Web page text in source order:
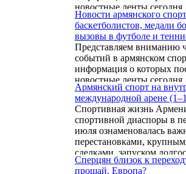
новостные ленты
Новости армянского
баскетболистов, медали
вызовы в футболе и
Представляем вниманию
событий в армянском
информация о которых
новостные ленты
Армянский спорт на
международной арене
Спортивная жизнь
спортивной диаспоры в
июля ознаменовалась
перестановками,
сделками, запуском
инфраструктурных
Сперцян близок к
прощай, Европа?